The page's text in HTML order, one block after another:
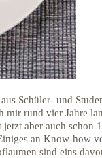
Schüler- und
mir rund vier Jahre
aber auch schon
an Know-how
sind eins